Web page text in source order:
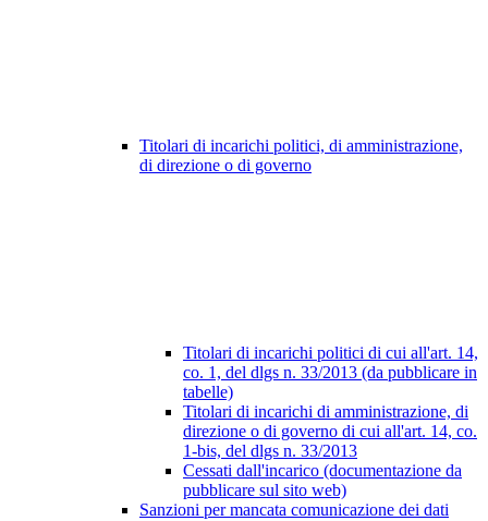
Titolari di incarichi politici, di amministrazione,
di direzione o di governo
Titolari di incarichi politici di cui all'art. 14,
co. 1, del dlgs n. 33/2013 (da pubblicare in
tabelle)
Titolari di incarichi di amministrazione, di
direzione o di governo di cui all'art. 14, co.
1-bis, del dlgs n. 33/2013
Cessati dall'incarico (documentazione da
pubblicare sul sito web)
Sanzioni per mancata comunicazione dei dati